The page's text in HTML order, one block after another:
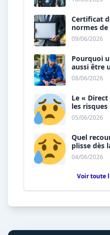
Certificat
normes
vous le
09/06/2026
Pourquoi
aussi être
plombier ?
08/06/2026
Le «
les
piscine
05/06/2026
Quel
plisse dès
04/06/2026
Voir toute